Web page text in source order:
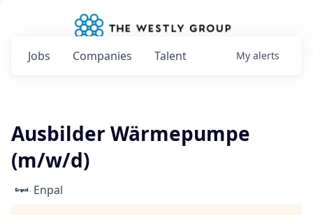
Jobs Companies Talent My alerts
Ausbilder Wärmepumpe
(m/w/d)
Enpal